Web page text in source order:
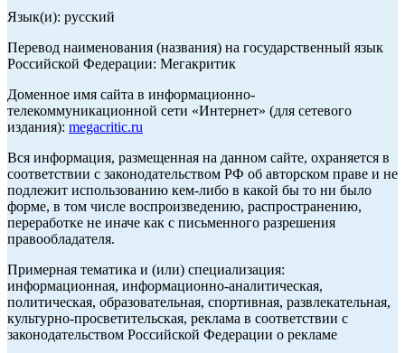
Язык(и): русский
Перевод наименования (названия) на государственный язык
Российской Федерации: Мегакритик
Доменное имя сайта в информационно-
телекоммуникационной сети «Интернет» (для сетевого
издания): megacritic.ru
Вся информация, размещенная на данном сайте, охраняется в
соответствии с законодательством РФ об авторском праве и не
подлежит использованию кем-либо в какой бы то ни было
форме, в том числе воспроизведению, распространению,
переработке не иначе как с письменного разрешения
правообладателя.
Примерная тематика и (или) специализация:
информационная, информационно-аналитическая,
политическая, образовательная, спортивная, развлекательная,
культурно-просветительская, реклама в соответствии с
законодательством Российской Федерации о рекламе